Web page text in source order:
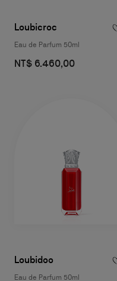
Loubicroc
Eau de Parfum 50ml
NT$ 6.460,00
Loubidoo
Eau de Parfum 50ml